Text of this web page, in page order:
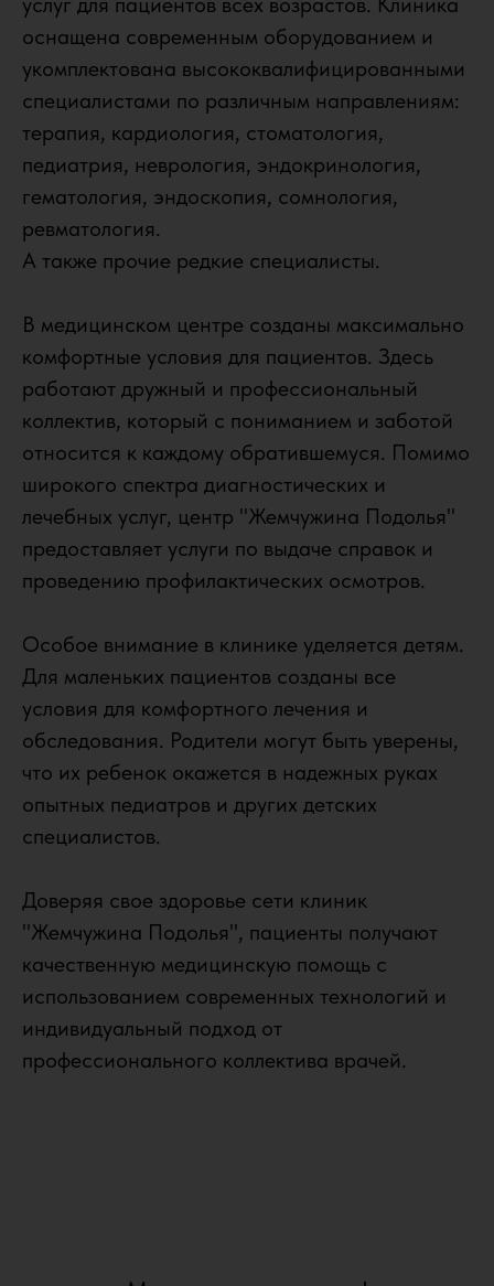
оснащена современным оборудованием и
укомплектована высококвалифицированными
специалистами по различным направлениям:
терапия, кардиология, стоматология,
педиатрия, неврология, эндокринология,
гематология, эндоскопия, сомнология,
ревматология.
А также прочие редкие специалисты.
В медицинском центре созданы максимально
комфортные условия для пациентов. Здесь
работают дружный и профессиональный
коллектив, который с пониманием и заботой
относится к каждому обратившемуся. Помимо
широкого спектра диагностических и
лечебных услуг, центр "Жемчужина Подолья"
предоставляет услуги по выдаче справок и
проведению профилактических осмотров.
Особое внимание в клинике уделяется детям.
Для маленьких пациентов созданы все
условия для комфортного лечения и
обследования. Родители могут быть уверены,
что их ребенок окажется в надежных руках
опытных педиатров и других детских
специалистов.
Доверяя свое здоровье сети клиник
"Жемчужина Подолья", пациенты получают
качественную медицинскую помощь с
использованием современных технологий и
индивидуальный подход от
профессионального коллектива врачей.